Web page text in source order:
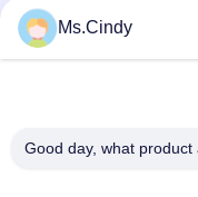
Petit pain de papier non
de tissu d'usage
papier 0.55mm lavable
Ms.Cindy
Good day, what